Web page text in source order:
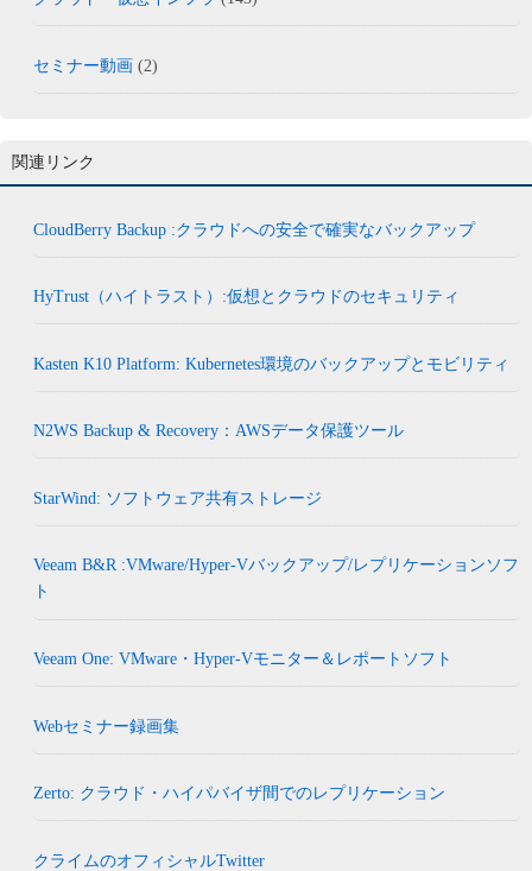
セミナー動画 (2)
関連リンク
CloudBerry Backup :クラウドへの安全で確実なバックアップ
HyTrust（ハイトラスト）:仮想とクラウドのセキュリティ
Kasten K10 Platform: Kubernetes環境のバックアップとモビリティ
N2WS Backup & Recovery：AWSデータ保護ツール
StarWind: ソフトウェア共有ストレージ
Veeam B&R :VMware/Hyper-Vバックアップ/レプリケーションソフ
ト
Veeam One: VMware・Hyper-Vモニター＆レポートソフト
Webセミナー録画集
Zerto: クラウド・ハイパバイザ間でのレプリケーション
クライムのオフィシャルTwitter